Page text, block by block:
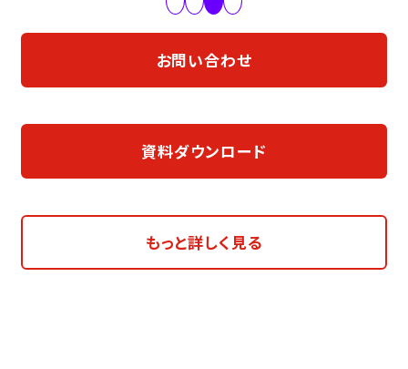
お問い合わせ
資料ダウンロード
もっと詳しく見る